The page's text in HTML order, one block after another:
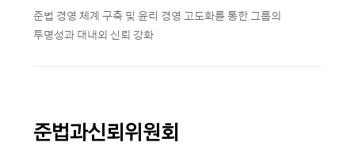
준법 경영 체계 구축 및 윤리 경영 고도화를 통한 그룹의
투명성과 대내외 신뢰 강화
준법과신뢰위원회